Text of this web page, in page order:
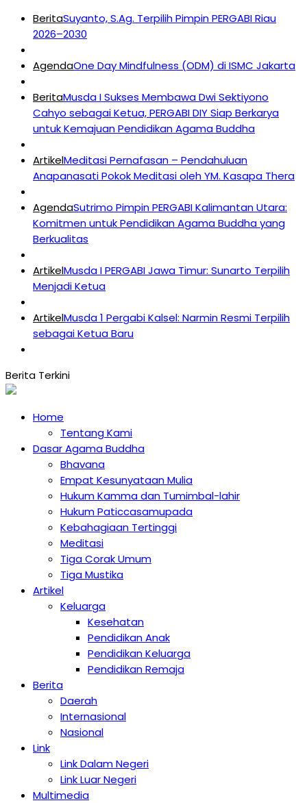
BeritaSuyanto, S.Ag. Terpilih Pimpin PERGABI Riau
2026–2030
AgendaOne Day Mindfulness (ODM) di ISMC Jakarta
BeritaMusda I Sukses Membawa Dwi Sektiyono
Cahyo sebagai Ketua, PERGABI DIY Siap Berkarya
untuk Kemajuan Pendidikan Agama Buddha
ArtikelMeditasi Pernafasan – Pendahuluan
Anapanasati Pokok Meditasi oleh YM. Kasapa Thera
AgendaSutrimo Pimpin PERGABI Kalimantan Utara:
Komitmen untuk Pendidikan Agama Buddha yang
Berkualitas
ArtikelMusda I PERGABI Jawa Timur: Sunarto Terpilih
Menjadi Ketua
ArtikelMusda 1 Pergabi Kalsel: Narmin Resmi Terpilih
sebagai Ketua Baru
Home
Tentang Kami
Dasar Agama Buddha
Bhavana
Empat Kesunyataan Mulia
Hukum Kamma dan Tumimbal-lahir
Hukum Paticcasamupada
Kebahagiaan Tertinggi
Meditasi
Tiga Corak Umum
Tiga Mustika
Artikel
Keluarga
Kesehatan
Pendidikan Anak
Pendidikan Keluarga
Pendidikan Remaja
Berita
Daerah
Internasional
Nasional
Link
Link Dalam Negeri
Link Luar Negeri
Multimedia